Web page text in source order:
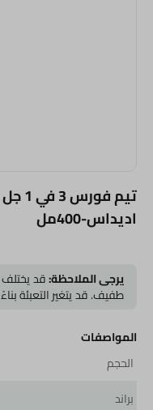
تيم
اديداس-400مل
يرجى الملاحظة:قد يختلف
طفيف. قد يتغير التعبئة
المواصفات
الحجم
براند